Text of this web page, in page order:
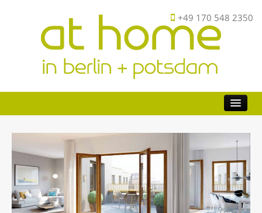
+49 170 548 2350
Investor
FAQ